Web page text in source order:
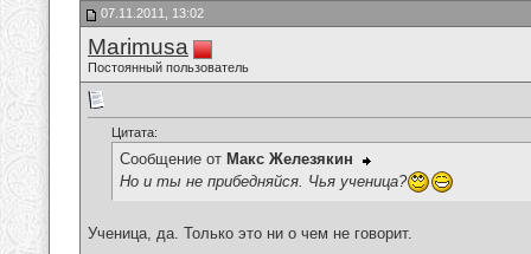
07.11.2011, 13:02
Marimusa
Постоянный пользователь
Цитата:
Сообщение от Макс Железякин
Но и ты не прибедняйся. Чья ученица?
Ученица, да. Только это ни о чем не говорит.